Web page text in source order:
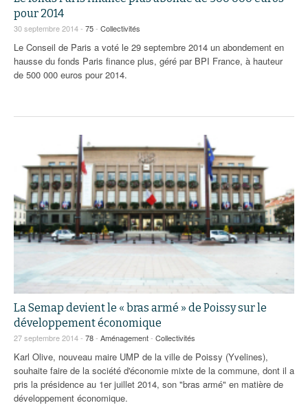
94
95
pour 2014
30 septembre 2014 - 75- Collectivités
Le Conseil de Paris a voté le 29 septembre 2014 un abondement en
hausse du fonds Paris finance plus, géré par BPI France, à hauteur
de 500 000 euros pour 2014.
La Semap devient le « bras armé » de Poissy sur le
développement économique
27 septembre 2014 - 78- Aménagement- Collectivités
Karl Olive, nouveau maire UMP de la ville de Poissy (Yvelines),
souhaite faire de la société d'économie mixte de la commune, dont il a
pris la présidence au 1er juillet 2014, son "bras armé" en matière de
développement économique.